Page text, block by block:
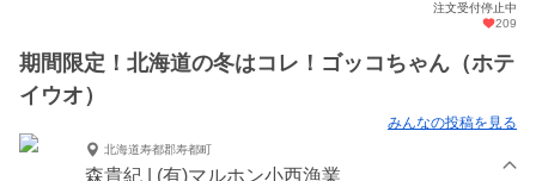
注文受付停止中
209
期間限定！北海道の冬はコレ！ゴッコちゃん（ホテ
イウオ）
みんなの投稿を見る
北海道寿都郡寿都町
森貴紀 | (有)マルホン小西漁業